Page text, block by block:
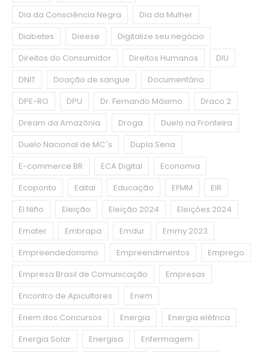
Dia da Consciência Negra
Dia da Mulher
Diabetes
Dieese
Digitalize seu negócio
Direitos do Consumidor
Direitos Humanos
DIU
DNIT
Doação de sangue
Documentário
DPE-RO
DPU Dr. Fernando Máximo
Draco 2
Dream da Amazônia
Droga
Duelo na Fronteira
Duelo Nacional de MC´s
Dupla Sena
E-commerce.BR
ECA Digital
Economia
Ecoponto
Edital Educação EFMM
EIR
El Niño
Eleição Eleição 2024
Eleições 2024
Emater
Embrapa Emdur
Emmy 2023
Empreendedorismo
Empreendimentos
Emprego
Empresa Brasil de Comunicação
Empresas
Encontro de Apicultores
Enem
Enem dos Concursos
Energia
Energia elétrica
Energia Solar
Energisa
Enfermagem